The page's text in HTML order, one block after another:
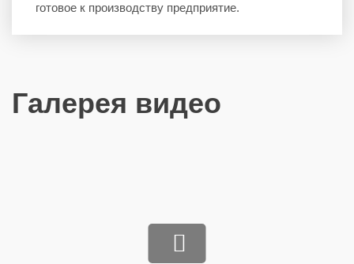
готовое к производству предприятие.
Галерея видео